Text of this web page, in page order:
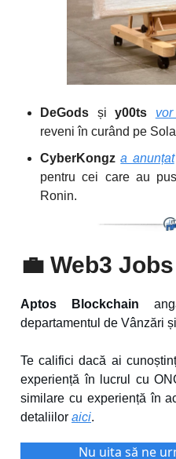
DeGods șiy00ts
reveni în curând pe
CyberKongza anunțat
pentru cei care au
Ronin.
💼 Web3 Jobs
Aptos Blockchain
departamentul de Vânzări
Te califici dacă ai
experiență în lucrul cu
similare cu experiență în
detaliilor aici.
Nu uita să ne